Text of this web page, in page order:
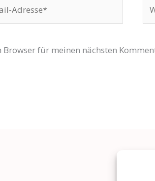
für meinen nächsten